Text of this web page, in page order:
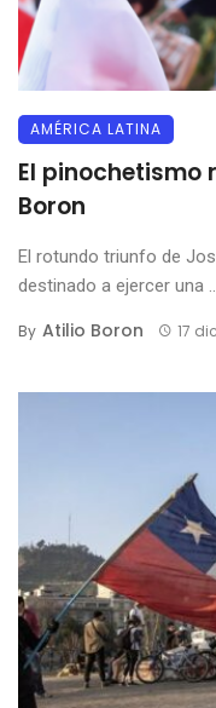
AMÉRICA LATINA
El pinochetismo
Boron
El rotundo triunfo de
destinado a ejercer una ...
By Atilio Boron 17